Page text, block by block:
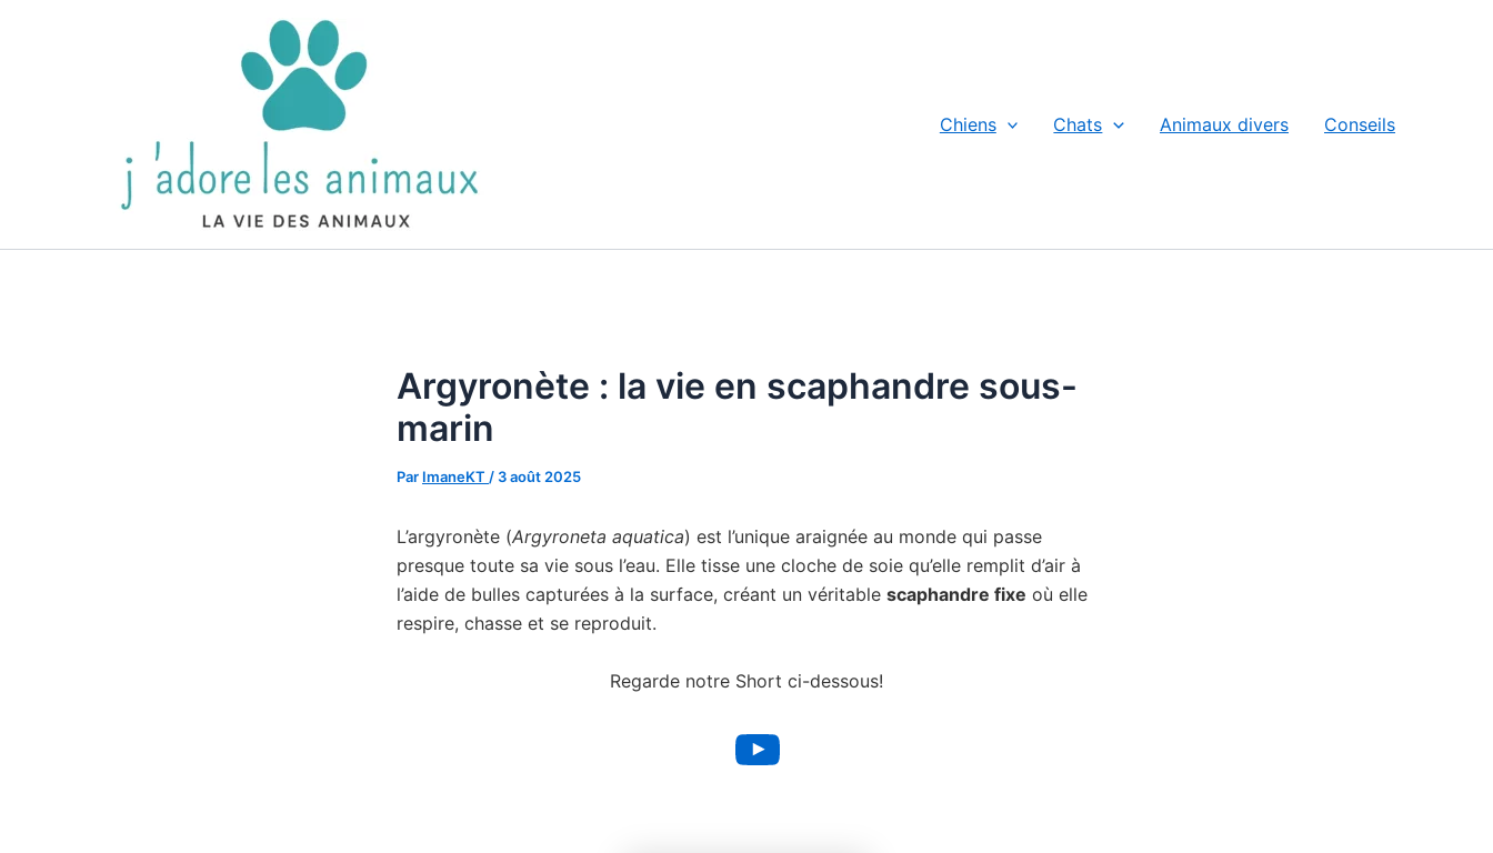
Chiens Chats Animaux divers Conseils
Argyronète : la vie en scaphandre sous-
marin
Par ImaneKT / 3 août 2025
L’argyronète (Argyroneta aquatica) est l’unique araignée au monde qui passe
presque toute sa vie sous l’eau. Elle tisse une cloche de soie qu’elle remplit d’air à
l’aide de bulles capturées à la surface, créant un véritable scaphandre fixe où elle
respire, chasse et se reproduit.
Regarde notre Short ci-dessous!
YouTube